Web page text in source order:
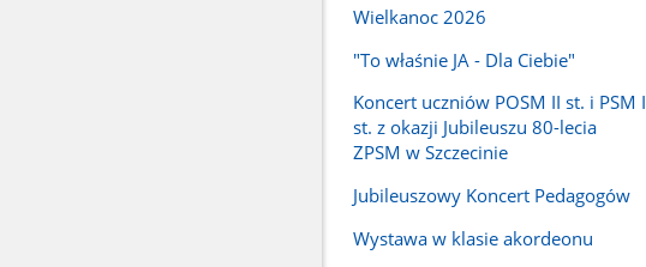
Wielkanoc 2026
"To właśnie JA - Dla Ciebie"
Koncert uczniów POSM II st. i PSM I
st. z okazji Jubileuszu 80-lecia
ZPSM w Szczecinie
Jubileuszowy Koncert Pedagogów
Wystawa w klasie akordeonu